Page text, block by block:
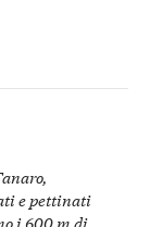
e pettinati
i 600 m di